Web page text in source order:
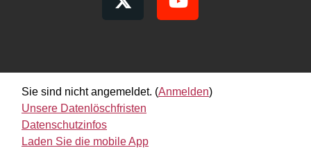
Sie sind nicht angemeldet. (Anmelden)
Unsere Datenlöschfristen
Datenschutzinfos
Laden Sie die mobile App